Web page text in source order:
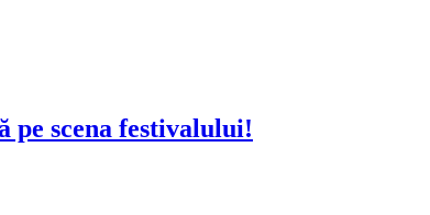
scena festivalului!